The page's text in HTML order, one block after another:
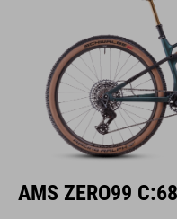
AMS ZERO99